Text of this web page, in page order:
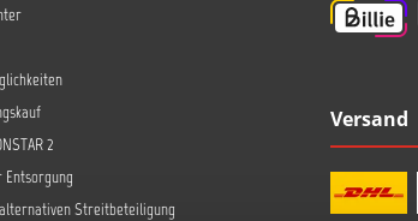
2
Entsorgung
Streitbeteiligung
Versand